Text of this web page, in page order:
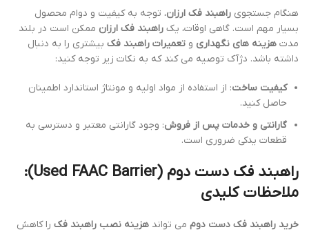
هنگام جستجوی راهبند فک ارزان، توجه به کیفیت و دوام محصول
بسیار مهم است. گاهی اوقات، یک راهبند فک ارزان ممکن است در بلند
مدت هزینه های نگهداری و تعمیرات راهبند فک بیشتری را به دنبال
داشته باشد. دژآک توصیه می کند که به نکات زیر توجه کنید:
کیفیت ساخت: از استفاده از مواد اولیه و مونتاژ استاندارد اطمینان
حاصل کنید.
گارانتی و خدمات پس از فروش: وجود گارانتی معتبر و دسترسی به
قطعات یدکی ضروری است.
راهبند فک دست دوم (Used FAAC Barrier)
:
ملاحظات کلیدی
خرید راهبند فک دست دوم می تواند هزینه نصب راهبند فک را کاهش